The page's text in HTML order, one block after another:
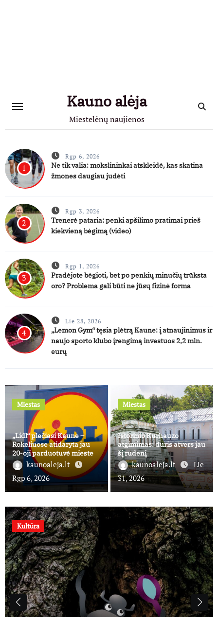
Kauno alėja
Miestelėnų naujienos
1
Rgp 6, 2026
Ne tik valia: mokslininkai atskleidė, kas skatina
žmones daugiau judėti
2
Rgp 3, 2026
Trenerė pataria: penki apšilimo pratimai prieš
kiekvieną bėgimą (video)
3
Rgp 1, 2026
Pradėjote bėgioti, bet po penkių minučių trūksta
oro? Problema gali būti ne jūsų fizinė forma
4
Lie 28, 2026
„Lemon Gym“ tęsia plėtrą Kaune: į atnaujinimus ir
naujo sporto klubo įrengimą investuos 2,2 mln.
eurų
Miestas
„Lidl“ plečiasi Kaune –
Rokeliuose atidaryta jau
20-oji parduotuvė mieste
kaunoaleja.lt
Rgp 6, 2026
Miestas
Istorinio Kurhauzo
atgimimas: duris atvers jau
šį rudenį
kaunoaleja.lt
Lie
31, 2026
Kultūra